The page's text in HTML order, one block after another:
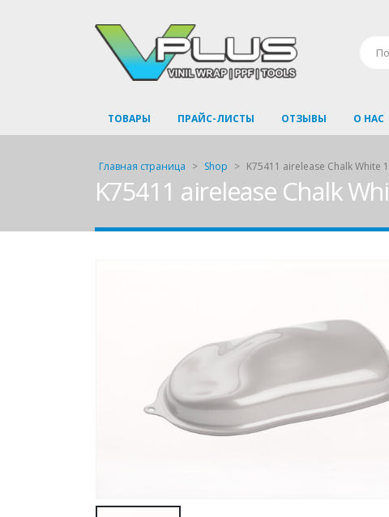
ТОВАРЫ ПРАЙС-ЛИСТЫ ОТЗЫВЫ О НАС
Главная страница > Shop > K75411 airelease Chalk White
K75411 airelease Chalk